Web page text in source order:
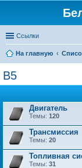
Ссылки
На главную
B5
Двигатель
Темы: 120
Трансмиссия
Темы: 20
Топливная
Темы: 31